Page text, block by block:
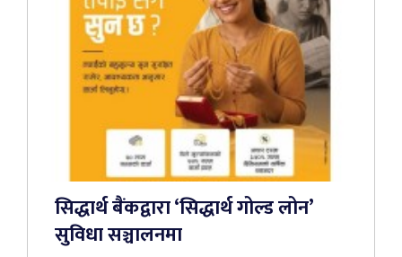
सिद्धार्थ बैंकद्वारा ‘सिद्धार्थ गोल्ड लोन’
सुविधा सञ्चालनमा